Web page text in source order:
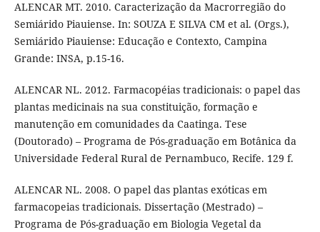
ALENCAR MT. 2010. Caracterização da Macrorregião do
Semiárido Piauiense. In: SOUZA E SILVA CM et al. (Orgs.),
Semiárido Piauiense: Educação e Contexto, Campina
Grande: INSA, p.15-16.
ALENCAR NL. 2012. Farmacopéias tradicionais: o papel das
plantas medicinais na sua constituição, formação e
manutenção em comunidades da Caatinga. Tese
(Doutorado) – Programa de Pós-graduação em Botânica da
Universidade Federal Rural de Pernambuco, Recife. 129 f.
ALENCAR NL. 2008. O papel das plantas exóticas em
farmacopeias tradicionais. Dissertação (Mestrado) –
Programa de Pós-graduação em Biologia Vegetal da